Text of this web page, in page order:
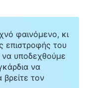
Τελικά, επειδή
στην
καθώς ήμουν
έργο.
φαινόμενο, κι
επιστροφής του
υποδεχθούμε
να
βρείτε τον